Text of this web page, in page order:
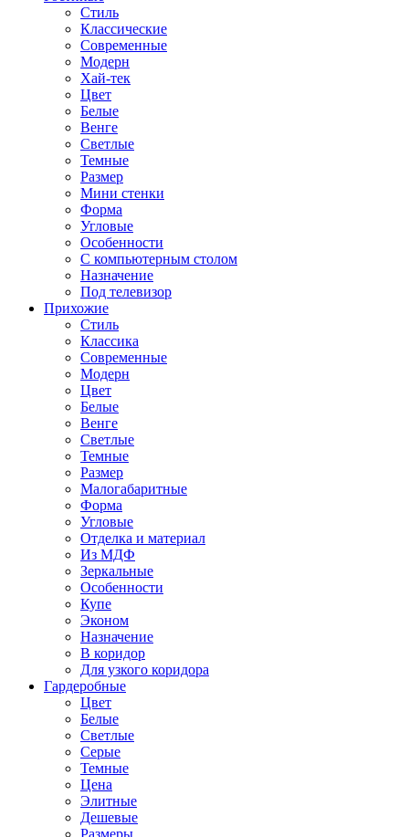
Стиль
Классические
Современные
Модерн
Хай-тек
Цвет
Белые
Венге
Светлые
Темные
Размер
Мини стенки
Форма
Угловые
Особенности
С компьютерным столом
Назначение
Под телевизор
Прихожие
Стиль
Классика
Современные
Модерн
Цвет
Белые
Венге
Светлые
Темные
Размер
Малогабаритные
Форма
Угловые
Отделка и материал
Из МДФ
Зеркальные
Особенности
Купе
Эконом
Назначение
В коридор
Для узкого коридора
Гардеробные
Цвет
Белые
Светлые
Серые
Темные
Цена
Элитные
Дешевые
Размеры